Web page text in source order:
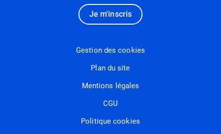
Je m'inscris
Gestion des cookies
Plan du site
Mentions légales
CGU
Politique cookies